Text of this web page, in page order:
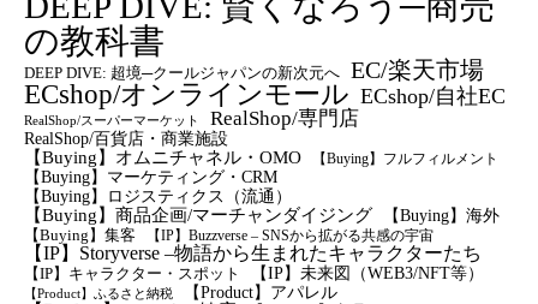
の教科書
DEEP DIVE: 超境─クールジャパンの新次元へ EC/楽天市場
ECshop/オンラインモール ECshop/自社EC
RealShop/スーパーマーケット RealShop/専門店
RealShop/百貨店・商業施設
【Buying】オムニチャネル・OMO
【Buying】フルフィルメント
【Buying】マーケティング・CRM
【buying】ロジスティクス（流通）
【Buying】商品企画/マーチャンダイジング 【Buying】海外
【Buying】集客 【IP】Buzzverse – SNSから拡がる共感の宇宙
【IP】Storyverse –物語から生まれたキャラクターたち
【IP】キャラクター・スポット 【IP】未来図（WEB3/NFT等）
【Product】ふるさと納税 【Product】アパレル